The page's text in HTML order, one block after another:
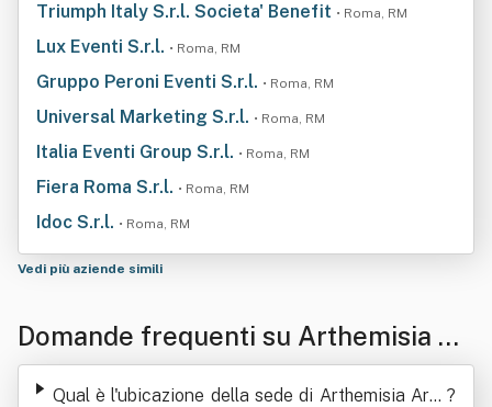
Triumph Italy S.r.l. Societa' Benefit • Roma, RM
Lux Eventi S.r.l. • Roma, RM
Gruppo Peroni Eventi S.r.l. • Roma, RM
Universal Marketing S.r.l. • Roma, RM
Italia Eventi Group S.r.l. • Roma, RM
Fiera Roma S.r.l. • Roma, RM
Idoc S.r.l. • Roma, RM
Vedi più aziende simili
Domande frequenti su Arthemisia Ar
te E Cultura Srl
Qual è l'ubicazione della sede di Arthemisia Arte ?